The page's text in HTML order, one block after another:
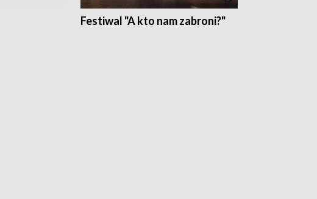
Festiwal "A kto nam zabroni?"